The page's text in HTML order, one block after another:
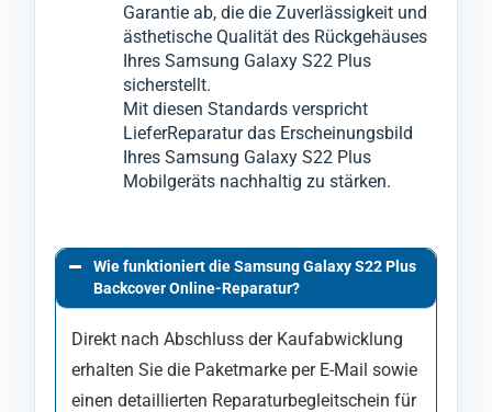
Garantie ab, die die Zuverlässigkeit und
ästhetische Qualität des Rückgehäuses
Ihres Samsung Galaxy S22 Plus
sicherstellt.
Mit diesen Standards verspricht
LieferReparatur das Erscheinungsbild
Ihres Samsung Galaxy S22 Plus
Mobilgeräts nachhaltig zu stärken.
Wie funktioniert die Samsung Galaxy S22 Plus
Backcover Online-Reparatur?
Direkt nach Abschluss der Kaufabwicklung
erhalten Sie die Paketmarke per E-Mail sowie
einen detaillierten Reparaturbegleitschein für